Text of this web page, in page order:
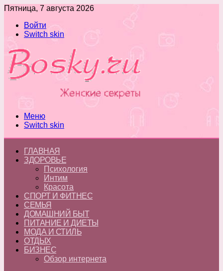
Пятница, 7 августа 2026
Войти
Switch skin
Меню
Switch skin
ГЛАВНАЯ
ЗДОРОВЬЕ
Психология
Интим
Красота
СПОРТ И ФИТНЕС
СЕМЬЯ
ДОМАШНИЙ БЫТ
ПИТАНИЕ И ДИЕТЫ
МОДА И СТИЛЬ
ОТДЫХ
БИЗНЕС
Обзор интернета